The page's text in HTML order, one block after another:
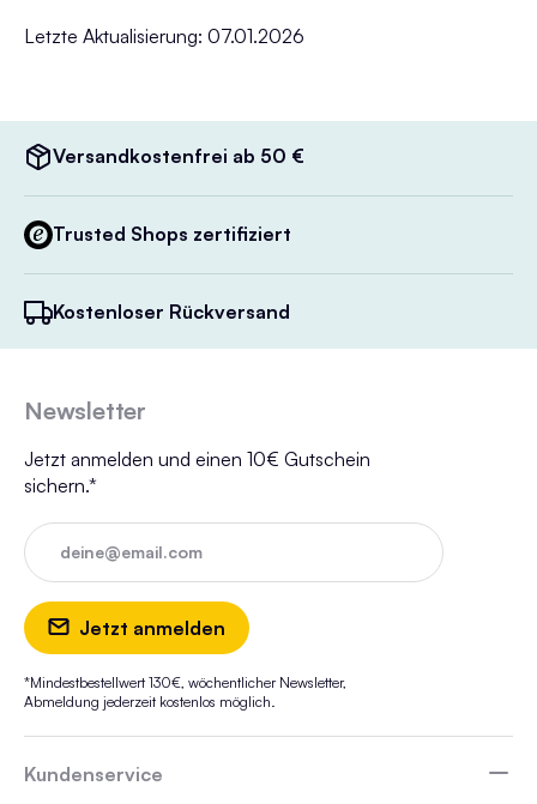
Letzte Aktualisierung: 07.01.2026
Versandkostenfrei ab 50 €
Trusted Shops zertifiziert
Kostenloser Rückversand
Newsletter
Jetzt anmelden und einen 10€ Gutschein
sichern.*
deine@email.com
Jetzt anmelden
*Mindestbestellwert 130€, wöchentlicher Newsletter,
Abmeldung jederzeit kostenlos möglich.
Kundenservice